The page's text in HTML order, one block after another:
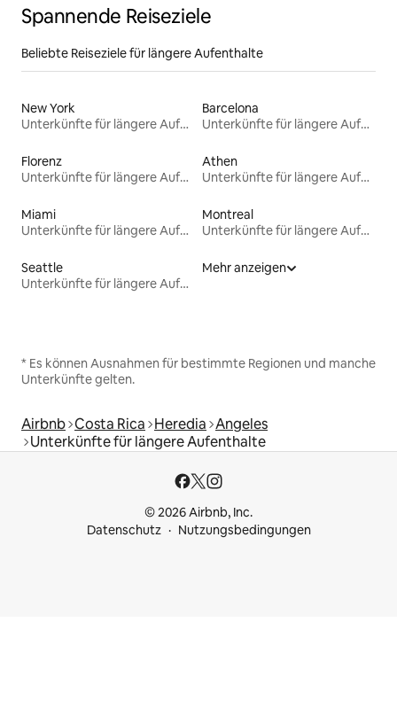
Spannende Reiseziele
Beliebte Reiseziele für längere Aufenthalte
New York
Unterkünfte für längere Aufenthalte
Barcelona
Unterkünfte für längere Aufenthalte
Florenz
Unterkünfte für längere Aufenthalte
Athen
Unterkünfte für längere Aufenthalte
Miami
Unterkünfte für längere Aufenthalte
Montreal
Unterkünfte für längere Aufenthalte
Seattle
Unterkünfte für längere Aufenthalte
Mehr anzeigen
* Es können Ausnahmen für bestimmte Regionen und manche
Unterkünfte gelten.
Airbnb Costa Rica Heredia Angeles
Unterkünfte für längere Aufenthalte
© 2026 Airbnb, Inc.
Datenschutz
Nutzungsbedingungen